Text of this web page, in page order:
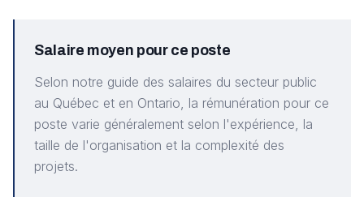
Salaire moyen pour ce poste
Selon notre guide des salaires du secteur public
au Québec et en Ontario, la rémunération pour ce
poste varie généralement selon l'expérience, la
taille de l'organisation et la complexité des
projets.